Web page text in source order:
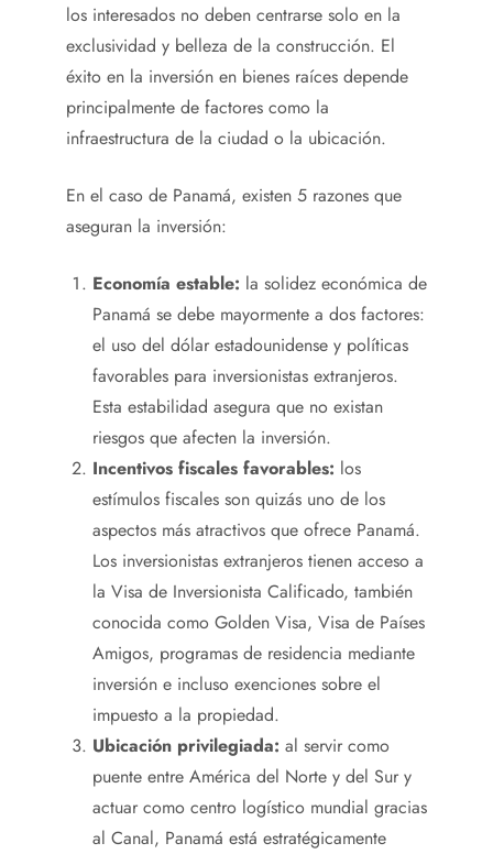
los interesados no deben centrarse solo en la
exclusividad y belleza de la construcción. El
éxito en la inversión en bienes raíces depende
principalmente de factores como la
infraestructura de la ciudad o la ubicación.
En el caso de Panamá, existen 5 razones que
aseguran la inversión:
Economía estable: la solidez económica de
Panamá se debe mayormente a dos factores:
el uso del dólar estadounidense y políticas
favorables para inversionistas extranjeros.
Esta estabilidad asegura que no existan
riesgos que afecten la inversión.
Incentivos fiscales favorables: los
estímulos fiscales son quizás uno de los
aspectos más atractivos que ofrece Panamá.
Los inversionistas extranjeros tienen acceso a
la Visa de Inversionista Calificado, también
conocida como Golden Visa, Visa de Países
Amigos, programas de residencia mediante
inversión e incluso exenciones sobre el
impuesto a la propiedad.
Ubicación privilegiada: al servir como
puente entre América del Norte y del Sur y
actuar como centro logístico mundial gracias
al Canal, Panamá está estratégicamente